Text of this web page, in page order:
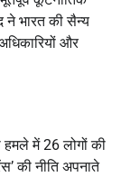
ने भारत की सैन्य
और
में 26 लोगों की
की नीति अपनाते